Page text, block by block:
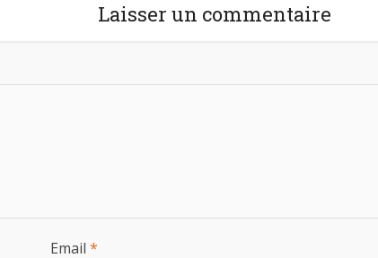
Laisser un commentaire
Email *